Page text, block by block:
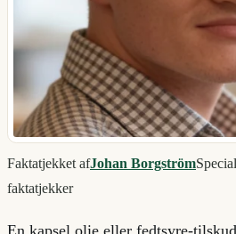
Faktatjekket afJohan Borgström
faktatjekker
En kapsel olie eller fedtsyre-